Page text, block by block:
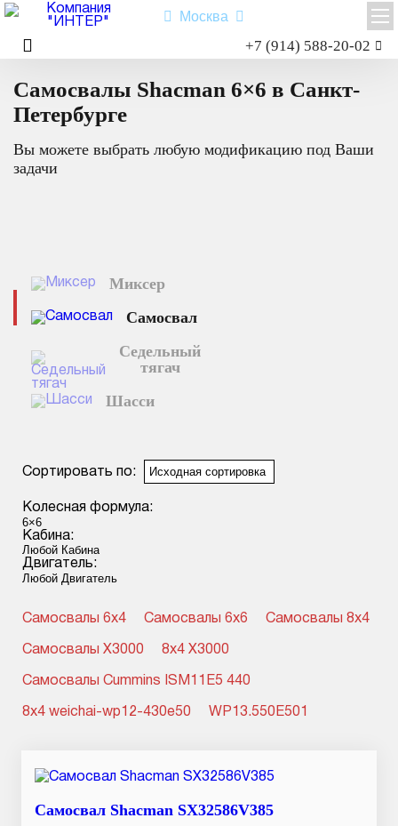
Москва
+7 (914) 588-20-02
Shacman X6000
Миксер
Самосвал
Седельный тягач
седельный тягач
Назначение: для перевозки сыпучих грузов; для перевозки
для установки на грузовую платформу различного
оборудования для коммунального и сельского хозяйства.
Главная
Самосвалы Shacman 6×6 в Санкт-
Петербурге
Вы можете выбрать любую модификацию под Ваши
задачи
Миксер
Самосвал
Седельный
тягач
Шасси
Сортировать по:
Колесная формула:
Кабина:
Двигатель:
Самосвалы 6x4 Самосвалы 6x6 Самосвалы 8x4
Самосвалы X3000 8x4 X3000
Самосвалы Cummins ISM11E5 440
8x4 weichai-wp12-430e50 WP13.550E501
Самосвал Shacman SX32586V385